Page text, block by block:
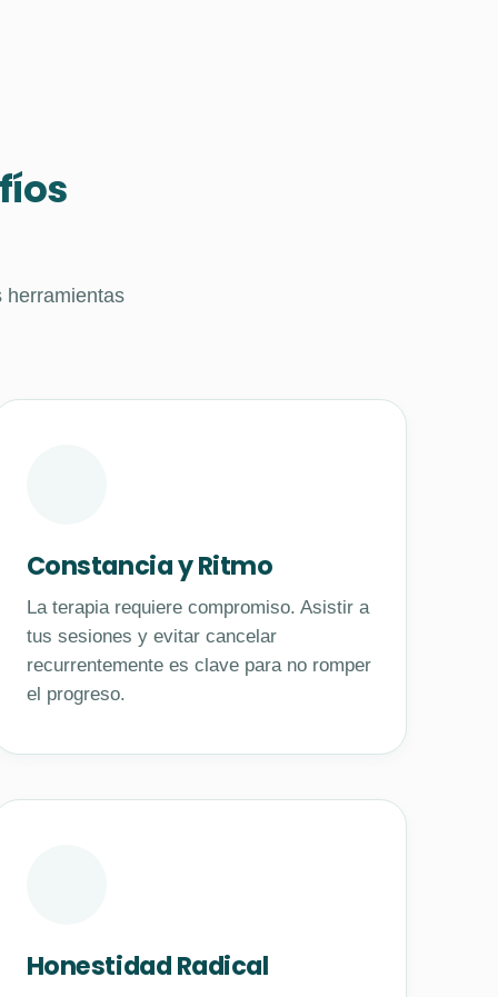
herramientas
Constancia y Ritmo
La terapia requiere compromiso. Asistir a
tus sesiones y evitar cancelar
recurrentemente es clave para no romper
el progreso.
Honestidad Radical